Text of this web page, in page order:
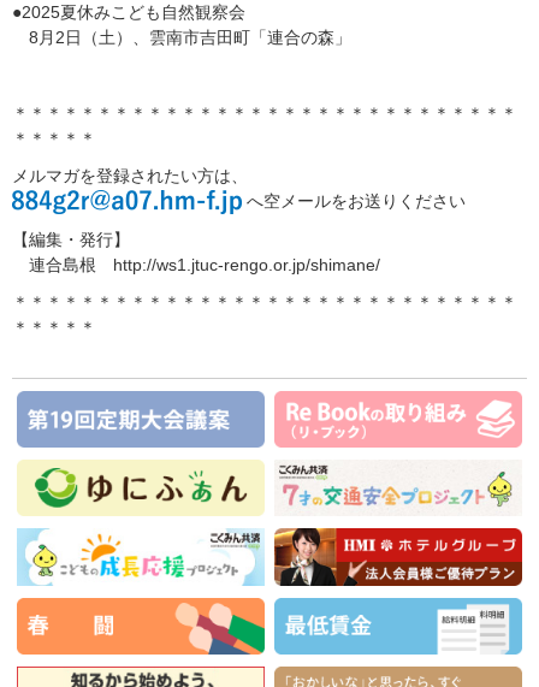
●2025夏休みこども自然観察会
8月2日（土）、雲南市吉田町「連合の森」
＊＊＊＊＊＊＊＊＊＊＊＊＊＊＊＊＊＊＊＊＊＊＊＊＊＊＊＊＊＊
＊＊＊＊＊
メルマガを登録されたい方は、
へ空メールをお送りください
【編集・発行】
連合島根 http://ws1.jtuc-rengo.or.jp/shimane/
＊＊＊＊＊＊＊＊＊＊＊＊＊＊＊＊＊＊＊＊＊＊＊＊＊＊＊＊＊＊
＊＊＊＊＊